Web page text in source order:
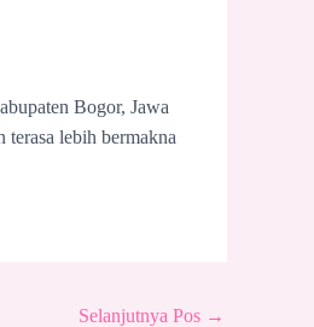
Bogor, Jawa
lebih bermakna
Selanjutnya Pos →